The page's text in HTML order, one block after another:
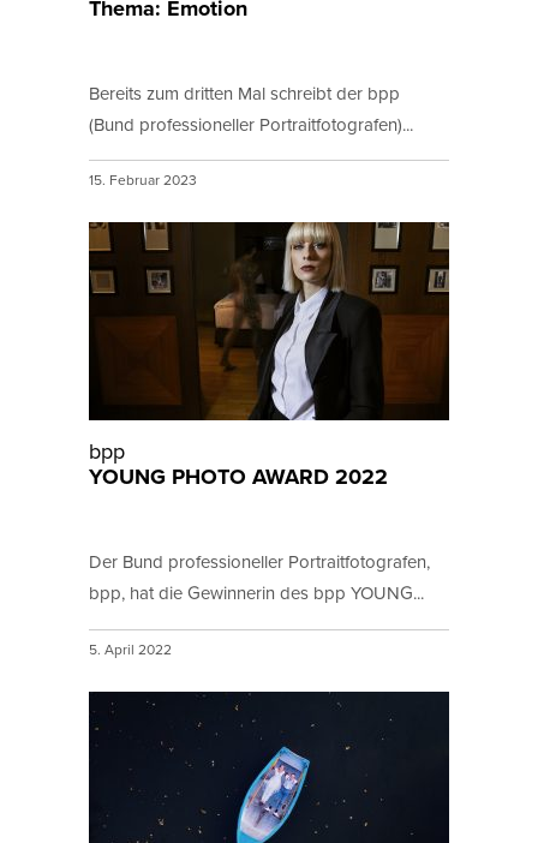
Thema: Emotion
Bereits zum dritten Mal schreibt der bpp
(Bund professioneller Portraitfotografen)...
15. Februar 2023
bpp
YOUNG PHOTO AWARD 2022
Der Bund professioneller Portraitfotografen,
bpp, hat die Gewinnerin des bpp YOUNG...
5. April 2022